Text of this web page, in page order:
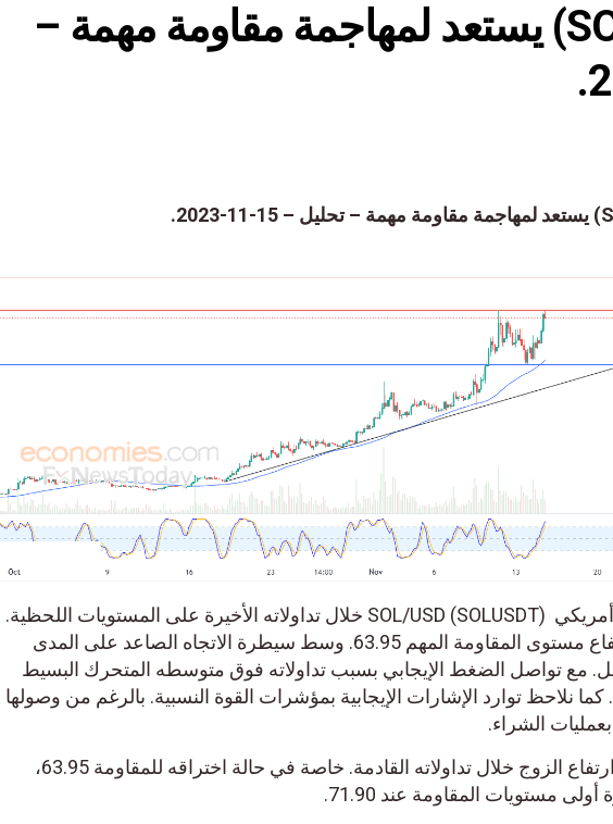
سول دولار (SOLUSDT) يستعد لمهاجمة مقاومة مهمة –
ارتفع زوج سول دولار أمريكي SOL/USD (SOLUSDT) خلال تداولاته الأخيرة على المستويات اللحظية.
ليهاجم الزوج بهذا الارتفاع مستوى المقاومة المهم 63.95. وسط سيطرة الاتجاه الصاعد على المدى
مع تواصل الضغط الإيجابي بسبب تداولاته فوق متوسطه المتحرك البسيط
كما نلاحظ توارد الإشارات الإيجابية بمؤشرات القوة النسبية. بالرغم من وصولها
الشراء.
لهذا تشير توقعاتنا إلى ارتفاع الزوج خلال تداولاته القادمة. خاصة في حالة اختراقه للمقاومة 63.95،
مستويات المقاومة عند 71.90.